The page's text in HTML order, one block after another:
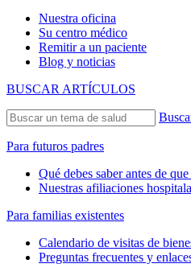
Nuestra oficina
Su centro médico
Remitir a un paciente
Blog y noticias
BUSCAR ARTÍCULOS
Para futuros padres
Qué debes saber antes de
Nuestras afiliaciones
Para familias existentes
Calendario de visitas de
Preguntas frecuentes y